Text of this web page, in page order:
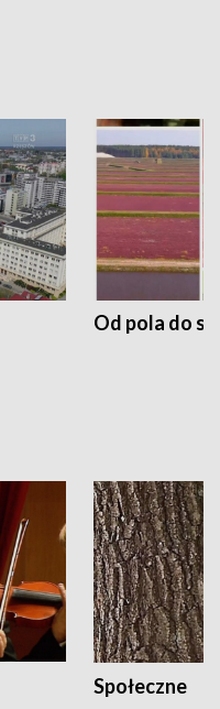
Od pola do
Społeczne